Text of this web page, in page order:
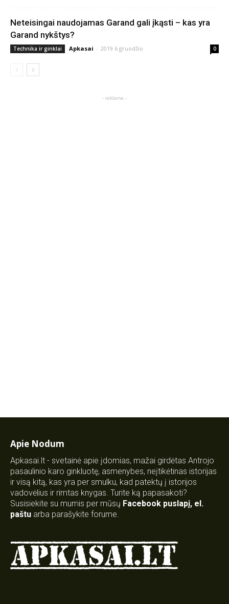
Neteisingai naudojamas Garand gali įkąsti – kas yra
Garand nykštys?
Technika ir ginklai Apkasai - 2019 6 gruodžio 0
- reklama -
Apie Nodum
Apkasai.lt - svetainė apie įdomias, mažai girdėtas Antrojo
pasaulinio karo ginkluotę, asmenybes, neįtikėtinas istorijas
ir visą kitą, kas yra per smulku, kad patektų į istorijos
vadovėlius ir rimtas knygas. Turite ką papasakoti?
Susisiekite su mumis per mūsų Facebook puslapį, el.
paštu arba parašykite forume.